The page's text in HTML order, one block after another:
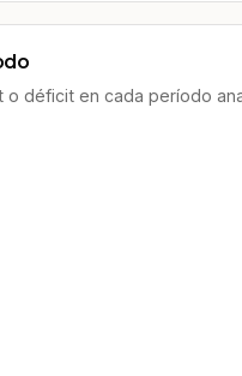
o déficit en cada período